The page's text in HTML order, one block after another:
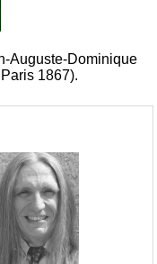
Auguste-Dominique
1867).